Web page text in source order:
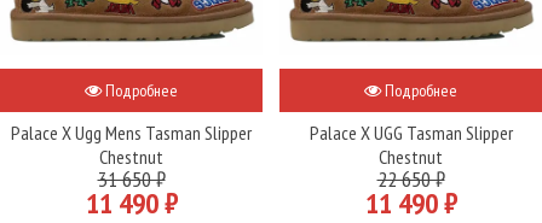
Подробнее
Palace X Ugg Mens Tasman Slipper
Chestnut
31 650 ₽
11 490 ₽
Подробнее
Palace X UGG Tasman Slipper
Chestnut
22 650 ₽
11 490 ₽